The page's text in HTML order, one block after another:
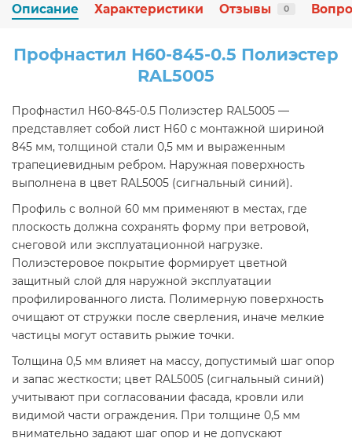
Описание Характеристики Отзывы 0
Профнастил Н60-845-0.5 Полиэстер
RAL5005
Профнастил Н60-845-0.5 Полиэстер RAL5005 —
представляет собой лист Н60 с монтажной шириной
845 мм, толщиной стали 0,5 мм и выраженным
трапециевидным ребром. Наружная поверхность
выполнена в цвет RAL5005 (сигнальный синий).
Профиль с волной 60 мм применяют в местах, где
плоскость должна сохранять форму при ветровой,
снеговой или эксплуатационной нагрузке.
Полиэстеровое покрытие формирует цветной
защитный слой для наружной эксплуатации
профилированного листа. Полимерную поверхность
очищают от стружки после сверления, иначе мелкие
частицы могут оставить рыжие точки.
Толщина 0,5 мм влияет на массу, допустимый шаг опор
и запас жесткости; цвет RAL5005 (сигнальный синий)
учитывают при согласовании фасада, кровли или
видимой части ограждения. При толщине 0,5 мм
внимательно задают шаг опор и не допускают